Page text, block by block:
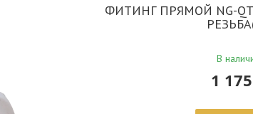
ФИТИНГ ПРЯМОЙ NG-
В
1